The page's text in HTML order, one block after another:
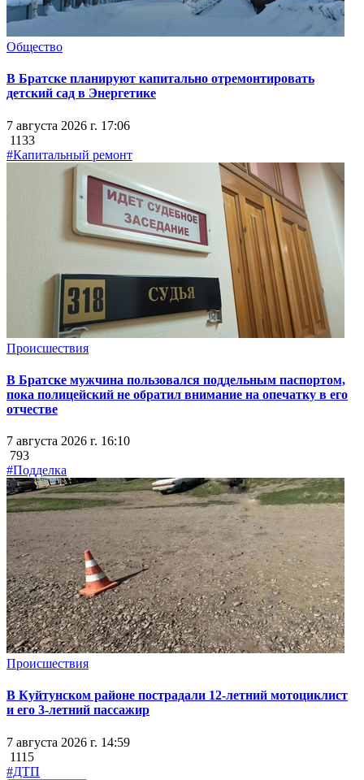
Общество
В Братске планируют капитально отремонтировать
детский сад в Энергетике
7 августа 2026 г. 17:06
1133
#Капитальный ремонт
Происшествия
В Братске мужчина пользовался поддельным паспортом,
пока полицейский не обратил внимание на опечатку в его
отчестве
7 августа 2026 г. 16:10
793
#Подделка
Происшествия
В Куйтунском районе пострадали 12-летний мотоциклист
и его 3-летний пассажир
7 августа 2026 г. 14:59
1115
#ДТП